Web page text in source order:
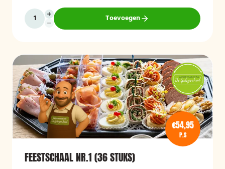
verjaardagen, jubilea, bedrijfsfeesten en andere bijeenkomsten.
Toevoegen
€54,95
P.S
FEESTSCHAAL NR.1 (36 STUKS)